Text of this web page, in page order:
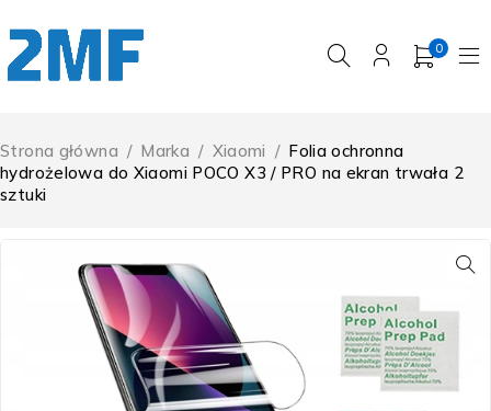
0
Strona główna / Marka / Xiaomi / Folia ochronna
hydrożelowa do Xiaomi POCO X3 / PRO na ekran trwała 2
sztuki